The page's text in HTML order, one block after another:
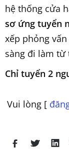
hệ thống cửa
sơ ứng tuyển
xếp phỏng
sàng đi làm từ
Chỉ tuyển 2
Vui lòng [